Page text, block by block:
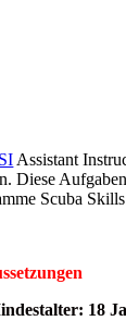
Assistant
Diese
Scuba
18